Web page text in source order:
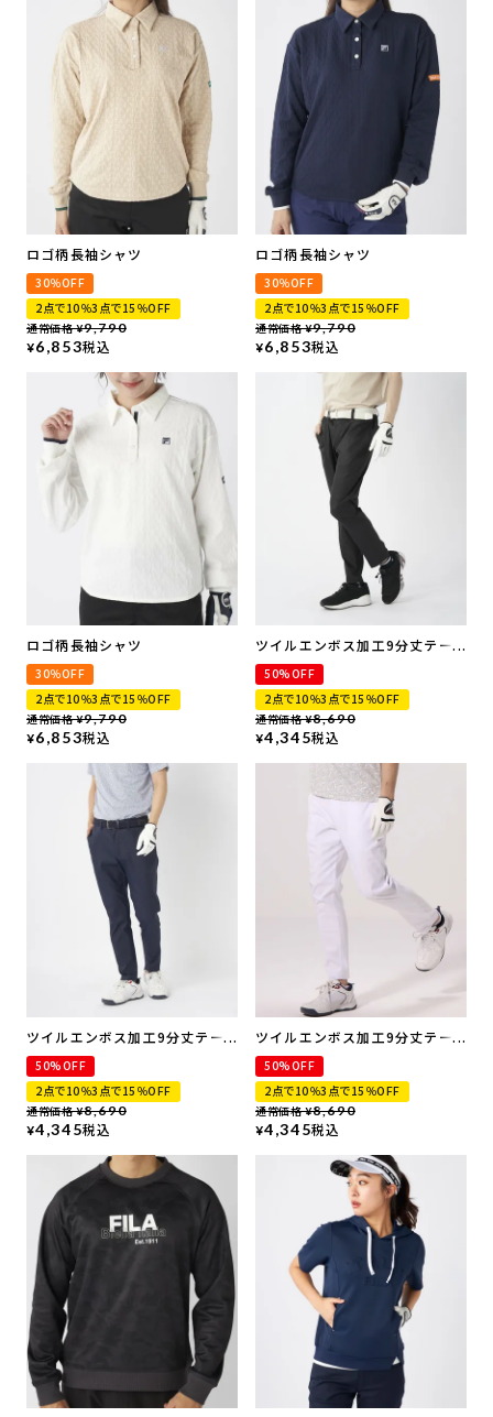
ロゴ柄長袖シャツ
30％OFF
2点で10％3点で15％OFF
通常価格 ¥9,790
¥6,853税込
ロゴ柄長袖シャツ
30％OFF
2点で10％3点で15％OFF
通常価格 ¥9,790
¥6,853税込
ロゴ柄長袖シャツ
30％OFF
2点で10％3点で15％OFF
通常価格 ¥9,790
¥6,853税込
ツイルエンボス加工9分丈テー
パードパンツ | 吸汗速乾・撥水
加工・ ストレッチ
50%OFF
2点で10％3点で15％OFF
通常価格 ¥8,690
¥4,345税込
ツイルエンボス加工9分丈テー
パードパンツ | 吸汗速乾・撥水
加工・ ストレッチ
50%OFF
2点で10％3点で15％OFF
通常価格 ¥8,690
¥4,345税込
ツイルエンボス加工9分丈テー
パードパンツ | 吸汗速乾・撥水
加工・ ストレッチ
50%OFF
2点で10％3点で15％OFF
通常価格 ¥8,690
¥4,345税込